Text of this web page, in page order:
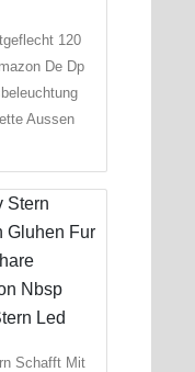
120
De Dp
Aussen
Schafft Mit